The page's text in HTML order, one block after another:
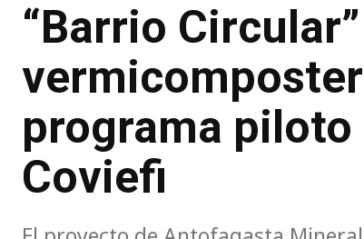
“Barrio
programa
Coviefi